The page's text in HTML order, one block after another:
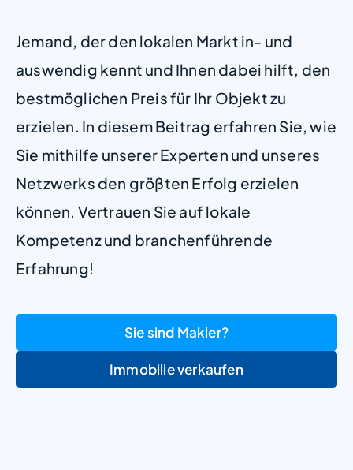
Jemand, der den lokalen Markt in- und
auswendig kennt und Ihnen dabei hilft, den
bestmöglichen Preis für Ihr Objekt zu
erzielen. In diesem Beitrag erfahren Sie, wie
Sie mithilfe unserer Experten und unseres
Netzwerks den größten Erfolg erzielen
können. Vertrauen Sie auf lokale
Kompetenz und branchenführende
Erfahrung!
Sie sind Makler?
Immobilie verkaufen